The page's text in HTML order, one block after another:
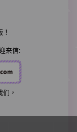
来信:
，